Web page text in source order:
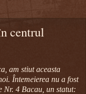
centrul
am stiut aceasta
Întemeierea nu a fost
Nr. 4 Bacau, un statut: